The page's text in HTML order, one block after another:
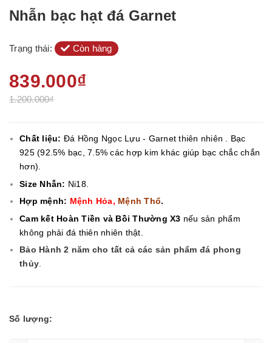
Nhẫn bạc hạt đá Garnet
Trạng thái: Còn hàng
839.000₫
1.200.000₫
Chất liệu: Đá Hồng Ngọc Lựu - Garnet thiên nhiên . Bạc
925 (92.5% bạc, 7.5% các hợp kim khác giúp bạc chắc chắn
hơn).
Size Nhẫn: Ni18.
Hợp mệnh: Mệnh Hỏa, Mệnh Thổ.
Cam kết Hoàn Tiền và Bồi Thường X3 nếu sản phẩm
không phải đá thiên nhiên thật.
Bảo Hành 2 năm cho tất cả các sản phẩm đá phong
thủy.
Số lượng: